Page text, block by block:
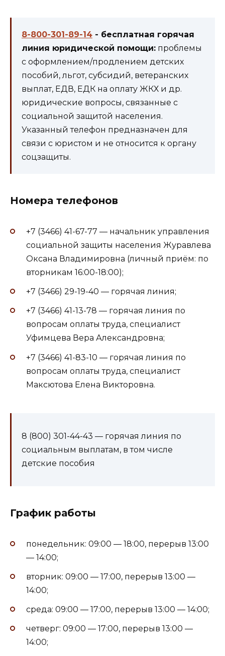
8-800-301-89-14 - бесплатная горячая
линия юридической помощи: проблемы
с оформлением/продлением детских
пособий, льгот, субсидий, ветеранских
выплат, ЕДВ, ЕДК на оплату ЖКХ и др.
юридические вопросы, связанные с
социальной защитой населения.
Указанный телефон предназначен для
связи с юристом и не относится к органу
соцзащиты.
Номера телефонов
+7 (3466) 41-67-77 — начальник управления
социальной защиты населения Журавлева
Оксана Владимировна (личный приём: по
вторникам 16:00-18:00);
+7 (3466) 29-19-40 — горячая линия;
+7 (3466) 41-13-78 — горячая линия по
вопросам оплаты труда, специалист
Уфимцева Вера Александровна;
+7 (3466) 41-83-10 — горячая линия по
вопросам оплаты труда, специалист
Максютова Елена Викторовна.
8 (800) 301-44-43 — горячая линия по
социальным выплатам, в том числе
детские пособия
График работы
понедельник: 09:00 — 18:00, перерыв 13:00
— 14:00;
вторник: 09:00 — 17:00, перерыв 13:00 —
14:00;
среда: 09:00 — 17:00, перерыв 13:00 — 14:00;
четверг: 09:00 — 17:00, перерыв 13:00 —
14:00;